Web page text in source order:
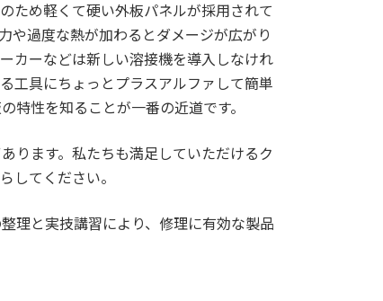
ため軽くて硬い外板パネルが採用されて
や過度な熱が加わるとダメージが広がり
カーなどは新しい溶接機を導入しなけれ
工具にちょっとプラスアルファして簡単
特性を知ることが一番の近道です。
ります。私たちも満足していただけるク
してください。
理と実技講習により、修理に有効な製品